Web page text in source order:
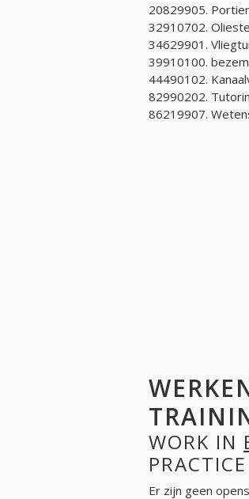
20829905.
32910702.
34629901.
39910100.
44490102.
82990202.
86219907.
WORK IN
PRACTICE
Er zijn geen